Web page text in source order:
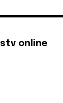
stv online